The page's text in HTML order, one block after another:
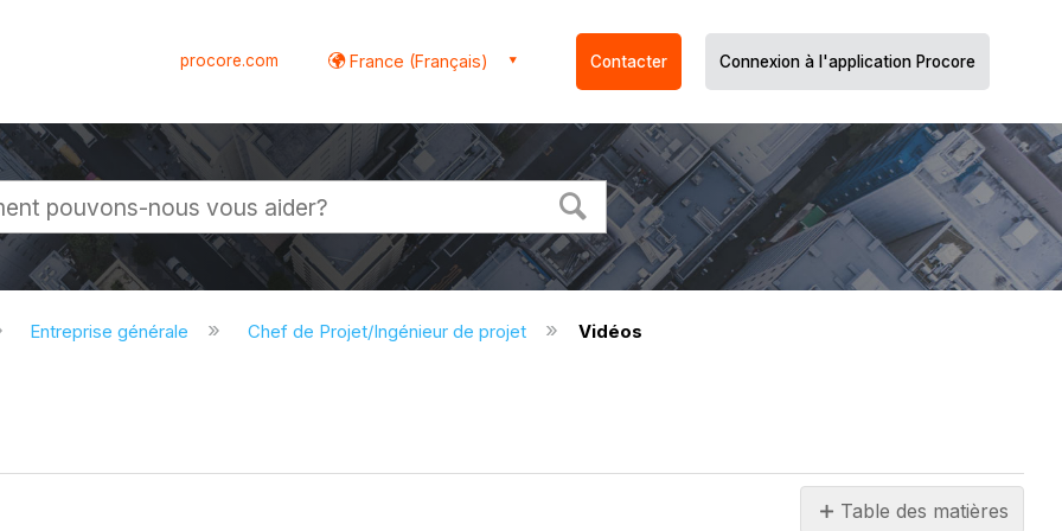
procore.com France (Français) Contacter Connexion à l'application Procore
Entreprise générale Chef de Projet/Ingénieur de projet Vidéos
Table des matières